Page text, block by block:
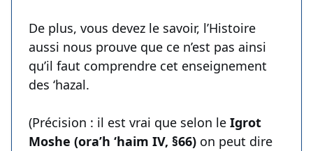
De plus, vous devez le savoir, l’Histoire
aussi nous prouve que ce n’est pas ainsi
qu’il faut comprendre cet enseignement
des ‘hazal.
(Précision : il est vrai que selon le Igrot
Moshe (ora’h ‘haim IV, §66) on peut dire